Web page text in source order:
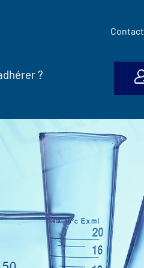
Contact
?